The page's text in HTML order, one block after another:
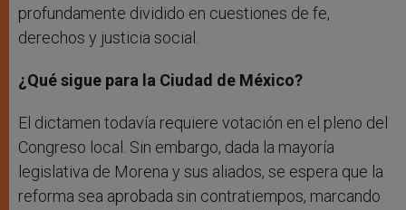
profundamente dividido en cuestiones de fe,
derechos y justicia social.
¿Qué sigue para la Ciudad de México?
El dictamen todavía requiere votación en el pleno del
Congreso local. Sin embargo, dada la mayoría
legislativa de Morena y sus aliados, se espera que la
reforma sea aprobada sin contratiempos, marcando